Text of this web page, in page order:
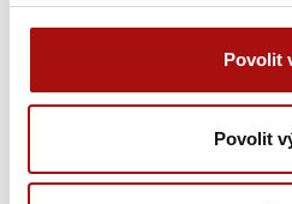
Povolit
Povolit
Nowości